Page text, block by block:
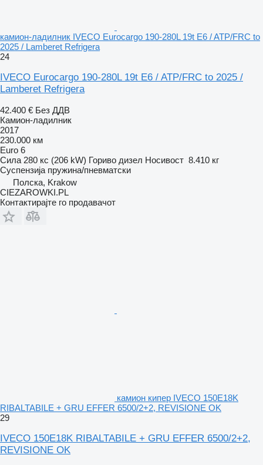
камион-ладилник IVECO Eurocargo 190-280L 19t E6 / ATP/FRC to
2025 / Lamberet Refrigera
24
IVECO Eurocargo 190-280L 19t E6 / ATP/FRC to 2025 /
Lamberet Refrigera
42.400 € Без ДДВ
Камион-ладилник
2017
230.000 км
Euro 6
Сила 280 кс (206 kW) Гориво дизел Носивост 8.410 кг
Суспензија пружина/пневматски
Полска, Krakow
CIEZAROWKI.PL
Контактирајте го продавачот
камион кипер IVECO 150E18K
RIBALTABILE + GRU EFFER 6500/2+2, REVISIONE OK
29
IVECO 150E18K RIBALTABILE + GRU EFFER 6500/2+2,
REVISIONE OK